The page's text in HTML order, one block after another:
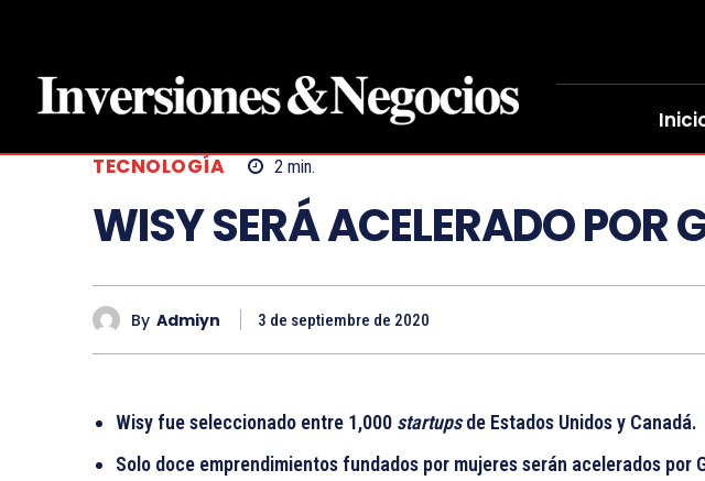
TECNOLOGÍA 2 min.
WISY SERÁ ACELERADO POR
By Admiyn 3 de septiembre de 2020
Wisy fue seleccionado entre 1,000 startupsde Estados Unidos y Canadá.
Solo doce emprendimientos fundados por mujeres serán acelerados por